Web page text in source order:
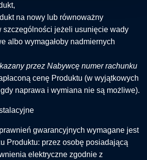
na nowy lub równoważny
szczególności jeżeli usunięcie wady
albo wymagałoby nadmiernych
przez Nabywcę numer rachunku
cenę Produktu (w wyjątkowych
naprawa i wymiana nie są możliwe).
gwarancyjnych wymagane jest
Produktu: przez osobę posiadającą
elektryczne zgodnie z